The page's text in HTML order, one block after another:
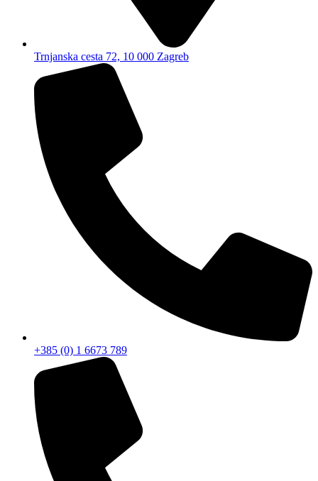
Trnjanska cesta 72, 10 000 Zagreb
+385 (0) 1 6673 789